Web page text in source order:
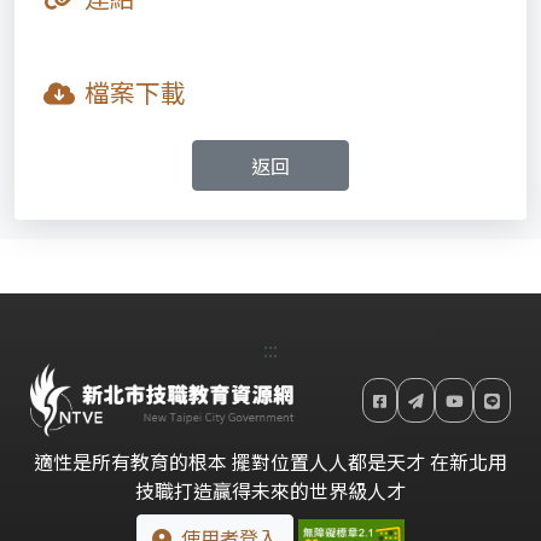
檔案下載
返回
:::
適性是所有教育的根本 擺對位置人人都是天才 在新北用
技職打造贏得未來的世界級人才